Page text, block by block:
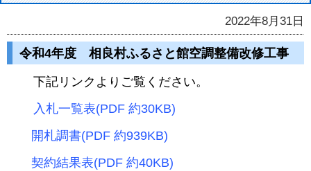
2022年8月31日
令和4年度 相良村ふるさと館空調整備改修工事
下記リンクよりご覧ください。
入札一覧表(PDF 約30KB)
開札調書(PDF 約939KB)
契約結果表(PDF 約40KB)